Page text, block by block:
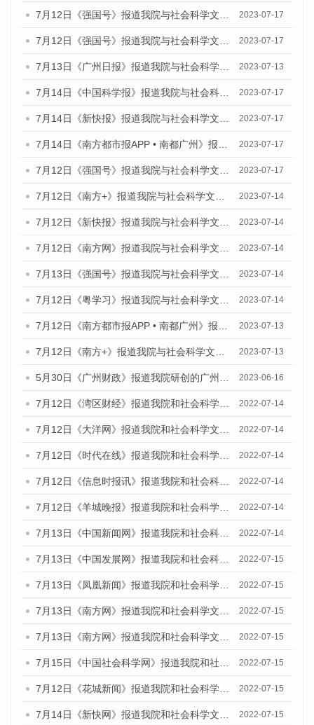
7月12日《强国号》报道我院与社会科学文献出版社联合发布的《广州蓝皮书：广州经济发展报告（2023）》的媒体文章 2023-07-17
7月12日《强国号》报道我院与社会科学文献出版社联合发布的《广州蓝皮书：广州经济发展报告（2023）》的媒体文章 2023-07-17
7月13日《广州日报》报道我院与社会科学文献出版社联合发布了《广州蓝皮书：广州经济发展报告（2023）》的视频采访 2023-07-13
7月14日《中国科学报》报道我院与社会科学文献出版社联合发布《广州蓝皮书：广州城乡融合发展报告（2023）》的媒体文章 2023-07-17
7月14日《新快报》报道我院与社会科学文献出版社联合发布《广州蓝皮书：广州城乡融合发展报告（2023）》的媒体文章 2023-07-17
7月14日《南方都市报APP • 南都广州》报道我院与社会科学文献出版社联合发布《广州蓝皮书：广州城乡融合发展报告（2023）》的媒体文章 2023-07-17
7月12日《强国号》报道我院与社会科学文献出版社联合发布的《广州蓝皮书：广州经济发展报告（2023）》的媒体文章 2023-07-17
7月12日《南方+》报道我院与社会科学文献出版社联合发布的《广州蓝皮书：广州经济发展报告（2023）》的媒体文章 2023-07-14
7月12日《新快报》报道我院与社会科学文献出版社联合发布的《广州蓝皮书：广州经济发展报告（2023）》的媒体文章 2023-07-14
7月12日《南方网》报道我院与社会科学文献出版社联合发布了《广州蓝皮书：广州经济发展报告（2023）》的媒体文章 2023-07-14
7月13日《强国号》报道我院与社会科学文献出版社联合发布了《广州蓝皮书：广州城乡融合发展报告（2023）》的媒体文章 2023-07-14
7月12日《粤学习》报道我院与社会科学文献出版社联合发布的《广州蓝皮书：广州经济发展报告（2023）》媒体文章 2023-07-14
7月12日《南方都市报APP • 南都广州》报道我院与社会科学文献出版社联合发布《广州蓝皮书：广州经济发展报告（2023）》的媒体文章 2023-07-13
7月12日《南方+》报道我院与社会科学文献出版社联合发布的《广州蓝皮书：广州经济发展报告（2023）》的媒体文章 2023-07-13
5月30日《广州财政》报道我院研创的广州蓝皮书系列斩获全国第十三届优秀皮书奖3项大奖的媒体文章 2023-06-16
7月12日《湾区财经》报道我院和社会科学文献出版社联合发布的《广州蓝皮书：广州数字经济发展报告（2022）》的媒体文章 2022-07-14
7月12日《大洋网》报道我院和社会科学文献出版社联合发布的《广州蓝皮书：广州数字经济发展报告（2022）》的媒体文章 2022-07-14
7月12日《时代在线》报道我院和社会科学文献出版社联合发布的《广州蓝皮书：广州数字经济发展报告（2022）》的媒体文章 2022-07-14
7月12日《信息时报讯》报道我院和社会科学文献出版社联合发布的《广州蓝皮书：广州数字经济发展报告（2022）》的媒体文章 2022-07-14
7月12日《羊城晚报》报道我院和社会科学文献出版社联合发布的《广州蓝皮书：广州数字经济发展报告（2022）》的媒体文章 2022-07-14
7月13日《中国新闻网》报道我院和社会科学文献出版社联合发布的《广州蓝皮书：广州数字经济发展报告（2022）》的媒体文章 2022-07-14
7月13日《中国发展网》报道我院和社会科学文献出版社联合发布的《广州蓝皮书：广州数字经济发展报告（2022）》的媒体文章 2022-07-15
7月13日《凤凰新闻》报道我院和社会科学文献出版社联合发布的《广州蓝皮书：广州数字经济发展报告（2022）》的媒体文章 2022-07-15
7月13日《南方网》报道我院和社会科学文献出版社联合发布的《广州蓝皮书：广州数字经济发展报告（2022）》的媒体文章 2022-07-15
7月13日《南方网》报道我院和社会科学文献出版社联合发布的《广州蓝皮书：广州数字经济发展报告（2022）》的媒体文章 2022-07-15
7月15日《中国社会科学网》报道我院和社会科学文献出版社联合发布的《广州蓝皮书：广州数字经济发展报告（2022）》的媒体文章 2022-07-15
7月12日《花城新闻》报道我院和社会科学文献出版社联合发布的《广州蓝皮书：广州数字经济发展报告（2022）》的媒体文章 2022-07-15
7月14日《新快网》报道我院和社会科学文献出版社联合发布的《广州蓝皮书：广州数字经济发展报告（2022）》的媒体文章 2022-07-15